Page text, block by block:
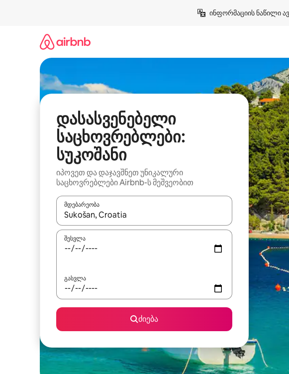
ინფორმაციის ნაწილი
დასასვენებელი
საცხოვრებლები:
სუკოშანი
იპოვეთ და დაჯავშნეთ უნიკალური
საცხოვრებლები Airbnb-ს მეშვეობით
მდებარეობა
როცა შედეგები ხელმისაწვდომი გახდება, ნავიგაციისთვის
შესვლა
გასვლა
ძიება